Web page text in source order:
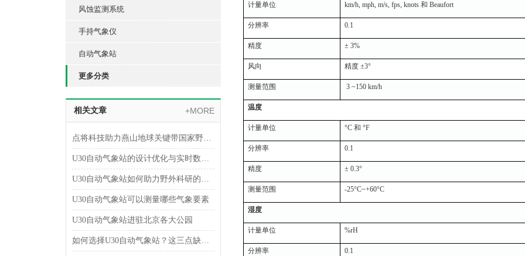
风蚀监测系统
手持气象仪
自动气象站
更多分类
相关文章 +MORE
点将科技助力燕山地球关键带国家野外科学观测研究站
U30自动气象站的设计优化与实时数据传输技术
U30自动气象站如何助力野外科研的安全与效率
U30自动气象站可以测量哪些气象要素
U30自动气象站进驻北京各大公园
如何选择U30自动气象站？这三点缺一不可
计量单位 km/h, mph, m/s, fps, knots 和 Beaufort
分辨率 0.1
精度 ± 3%
风向 精度 ±3°
测量范围 3 ~150 km/h
温度
计量单位 °C 和 °F
分辨率 0.1
精度 ± 0.3°
测量范围 -25°C~+60°C
湿度
计量单位 %rH
分辨率 0.1